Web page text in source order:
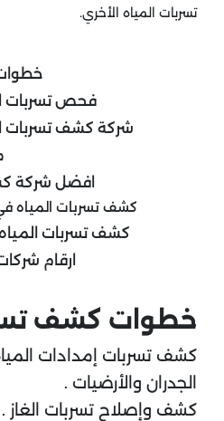
تسربات المياه الأخري.
فحص تسربات
شركة كشف تسربات
افضل شركة
كشف تسربات المياه
كشف تسربات
ارقام
خطوات كشف
كشف تسربات إمدادات
الجدران والأرضيات .
كشف وإصلاح تسربات الغاز .